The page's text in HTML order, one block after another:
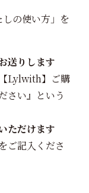
の使い方」を
送りします
Lylwith】ご購
さい』という
ただけます
ご記入くださ